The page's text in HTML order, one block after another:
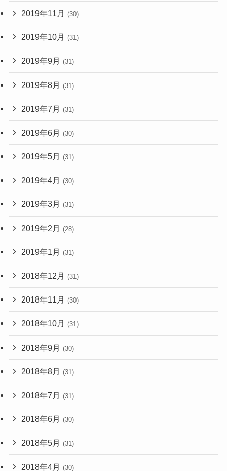
2019年11月 (30)
2019年10月 (31)
2019年9月 (31)
2019年8月 (31)
2019年7月 (31)
2019年6月 (30)
2019年5月 (31)
2019年4月 (30)
2019年3月 (31)
2019年2月 (28)
2019年1月 (31)
2018年12月 (31)
2018年11月 (30)
2018年10月 (31)
2018年9月 (30)
2018年8月 (31)
2018年7月 (31)
2018年6月 (30)
2018年5月 (31)
2018年4月 (30)